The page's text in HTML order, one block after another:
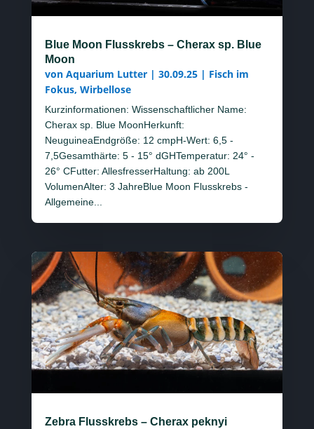
Blue Moon Flusskrebs – Cherax sp. Blue
Moon
von Aquarium Lutter| 30.09.25| Fisch im
Fokus, Wirbellose
Kurzinformationen: Wissenschaftlicher Name:
Cherax sp. Blue MoonHerkunft:
NeuguineaEndgröße: 12 cmpH-Wert: 6,5 -
7,5Gesamthärte: 5 - 15° dGHTemperatur: 24° -
26° CFutter: AllesfresserHaltung: ab 200L
VolumenAlter: 3 JahreBlue Moon Flusskrebs -
Allgemeine...
Zebra Flusskrebs – Cherax peknyi